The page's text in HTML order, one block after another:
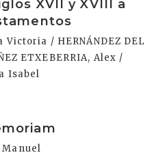
XVII y XVIII a
Victoria / HERNÁNDEZ DEL
ETXEBERRIA, Alex /
Isabel
Manuel